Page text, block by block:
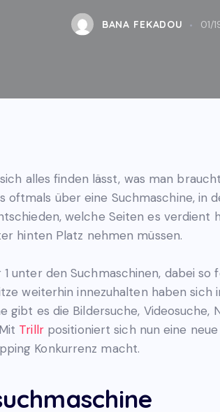
BANA FEKADOU 01/
alles finden lässt, was man
über eine Suchmaschine, in
welche Seiten es
hinten Platz nehmen müssen.
unter den Suchmaschinen, dabei
weiterhin innezuhalten haben
es die Bildersuche, Videosuche,
Trillrpositioniert sich nun eine
Konkurrenz macht.